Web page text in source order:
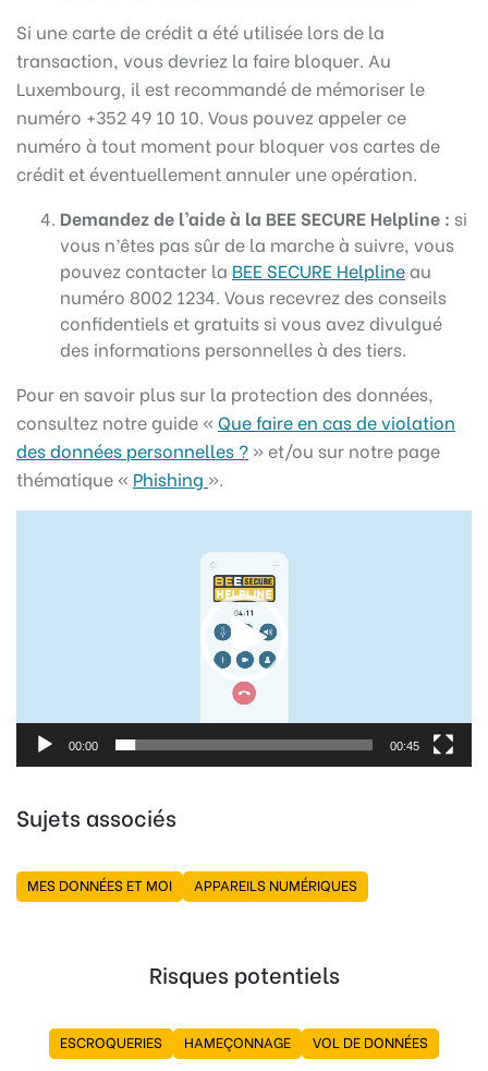
Si une carte de crédit a été utilisée lors de la
transaction, vous devriez la faire bloquer. Au
Luxembourg, il est recommandé de mémoriser le
numéro +352 49 10 10. Vous pouvez appeler ce
numéro à tout moment pour bloquer vos cartes de
crédit et éventuellement annuler une opération.
Demandez de l’aide à la BEE SECURE Helpline : si
vous n’êtes pas sûr de la marche à suivre, vous
pouvez contacter la BEE SECURE Helplineau
numéro 8002 1234. Vous recevrez des conseils
confidentiels et gratuits si vous avez divulgué
des informations personnelles à des tiers.
Pour en savoir plus sur la protection des données,
consultez notre guide « Que faire en cas de violation
des données personnelles ? » et/ou sur notre page
thématique « Phishing ».
00:00 00:45
Sujets associés
MES DONNÉES ET MOI APPAREILS NUMÉRIQUES
Risques potentiels
ESCROQUERIES HAMEÇONNAGE VOL DE DONNÉES